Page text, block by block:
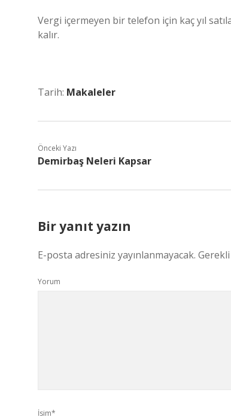
Vergi içermeyen bir telefon için kaç yıl
kalır.
Tarih: Makaleler
Önceki Yazı
Demirbaş Neleri Kapsar
Bir yanıt yazın
E-posta adresiniz yayınlanmayacak.
Yorum
İsim*